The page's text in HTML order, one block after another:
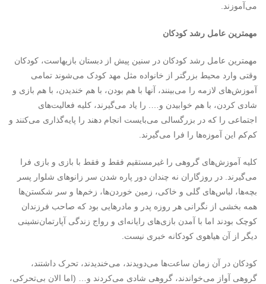
می‌آموزند.
مهمترین عامل رشد کودکان
مهمترین عامل رشد کودکان در سنین پیش از دبستان بازیهاست، کودکان
وقتی وارد محیط بزرگتر از خانواده مثل مهد کودک می‌شوند تمامی
آموزش‌های لازمه را می‌بینند، آنها با هم بودن، با هم خندیدن، با هم بازی و
شادی کردن، با هم خوابیدن و…. را یاد می‌گیرند، کلیه فعالیت‌های
اجتماعی را که در بزرگسالی می‌بایست انجام دهند را پایه‌گذاری می‌کنند و
کم‌کم این آموزه‌ها را فرا می‌گیرند.
کلیه آموز‌ش‌های گروهی را غیرمستقیم فقط و فقط با بازی و بازی فرا
می‌گیرند. در روزگاران نه چندان دور پاره شدن سر زانوهای شلوار پسر
بچه‌ها، لباس‌های گلی و خاکی، زمین خوردن‌ها، زخم‌ها و سر شکستن‌ها
همه بخشی از نگرانی هر روزه پدر و مادرهایی بود که صاحب فرزندان
کوچک بودند اما با آ‌مدن بازی‌های رایانه‌ای و رواج زندگی آپارتمان‌نشینی
دیگر از آن هیاهوی کودکانه خبری نیست.
کودکان در آن زمان ساعت‌ها می‌دویدند، می‌خندیدند، تحرک داشتند،
گروهی آواز می‌خواندند، گروهی شادی می‌کردند و… (اما الان بی‌تحرکی،